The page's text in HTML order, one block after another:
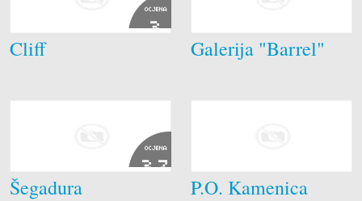
OCJENA
3
Cliff Galerija "Barrel"
OCJENA
3.7
Šegadura P.O. Kamenica